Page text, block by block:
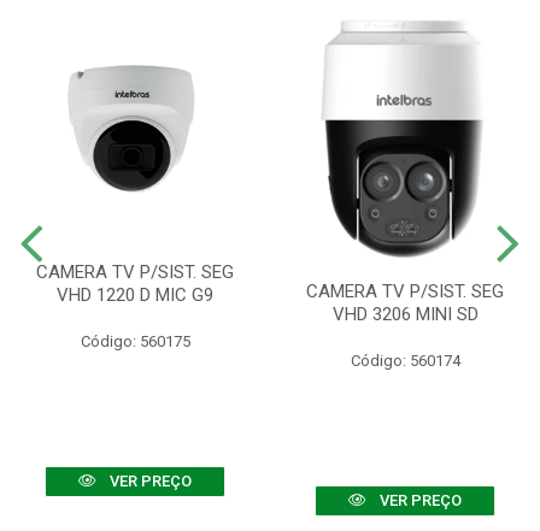
CAMERA TV P/SIST. SEG
VHD 1220 D MIC G9
Código: 560175
VER PREÇO
CAMERA TV P/SIST. SEG
VHD 3206 MINI SD
Código: 560174
VER PREÇO